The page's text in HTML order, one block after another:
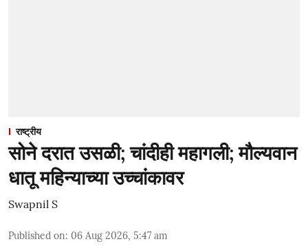
राष्ट्रीय
सोने दरात उसळी; चांदीही महागली; मौल्यवान
धातू महिन्याच्या उच्चांकावर
Swapnil S
Published on: 06 Aug 2026, 5:47 am